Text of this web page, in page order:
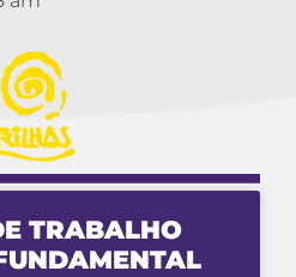
TRABALHO